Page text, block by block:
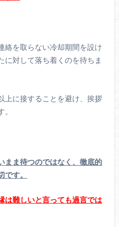
絡を取らない冷却期間を設け
に対して落ち着くのを待ちま
上に接することを避け、挨拶
まま待つのではなく、徹底的
す。
は難しいと言っても過言では